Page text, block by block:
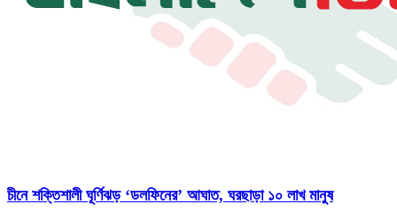
চীনে শক্তিশালী ঘূর্ণিঝড় ‘ডলফিনের’ আঘাত, ঘরছাড়া ১০ লাখ মানুষ